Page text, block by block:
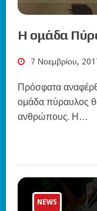
Η ομάδα
7 Νοεμβρίου,
Πρόσφατα
ομάδα πύραυλος
ανθρώπους. Η…
NEWS